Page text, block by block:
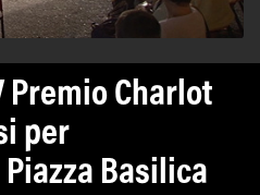
Premio Charlot
per
Basilica